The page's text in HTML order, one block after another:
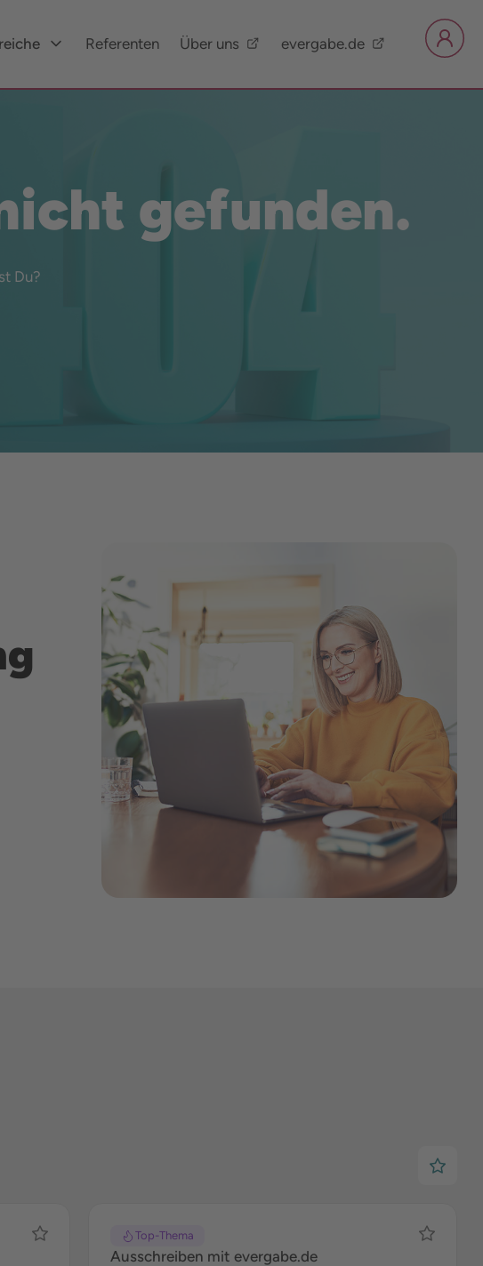
Referenten Über uns evergabe.de
gefunden.
Du?
Top-Thema
Ausschreiben mit evergabe.de